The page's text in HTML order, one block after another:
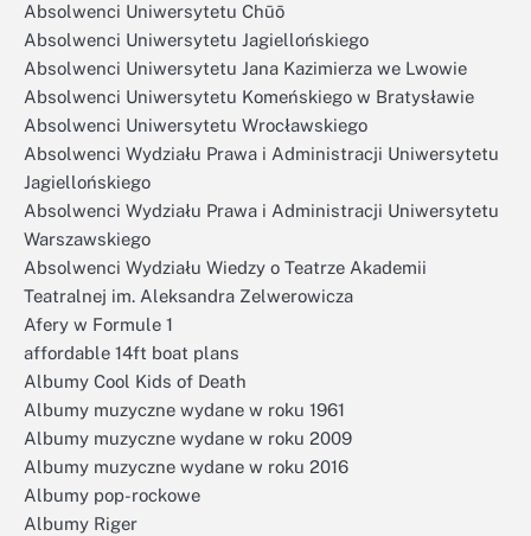
Absolwenci Uniwersytetu Chūō
Absolwenci Uniwersytetu Jagiellońskiego
Absolwenci Uniwersytetu Jana Kazimierza we Lwowie
Absolwenci Uniwersytetu Komeńskiego w Bratysławie
Absolwenci Uniwersytetu Wrocławskiego
Absolwenci Wydziału Prawa i Administracji Uniwersytetu
Jagiellońskiego
Absolwenci Wydziału Prawa i Administracji Uniwersytetu
Warszawskiego
Absolwenci Wydziału Wiedzy o Teatrze Akademii
Teatralnej im. Aleksandra Zelwerowicza
Afery w Formule 1
affordable 14ft boat plans
Albumy Cool Kids of Death
Albumy muzyczne wydane w roku 1961
Albumy muzyczne wydane w roku 2009
Albumy muzyczne wydane w roku 2016
Albumy pop-rockowe
Albumy Riger